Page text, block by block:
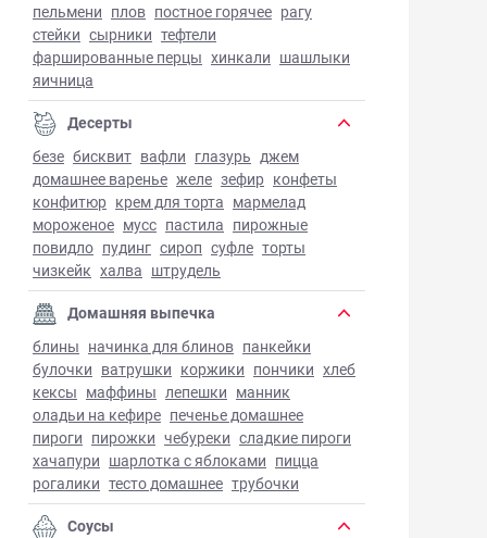
пельмени плов постное горячее рагу
стейки сырники тефтели
фаршированные перцы хинкали шашлыки
яичница
Десерты
безе бисквит вафли глазурь джем
домашнее варенье желе зефир конфеты
конфитюр крем для торта мармелад
мороженое мусс пастила пирожные
повидло пудинг сироп суфле торты
чизкейк халва штрудель
Домашняя выпечка
блины начинка для блинов панкейки
булочки ватрушки коржики пончики хлеб
кексы маффины лепешки манник
оладьи на кефире печенье домашнее
пироги пирожки чебуреки сладкие пироги
хачапури шарлотка с яблоками пицца
рогалики тесто домашнее трубочки
Соусы